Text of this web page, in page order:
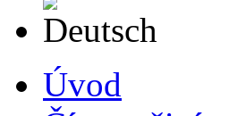
Úvod